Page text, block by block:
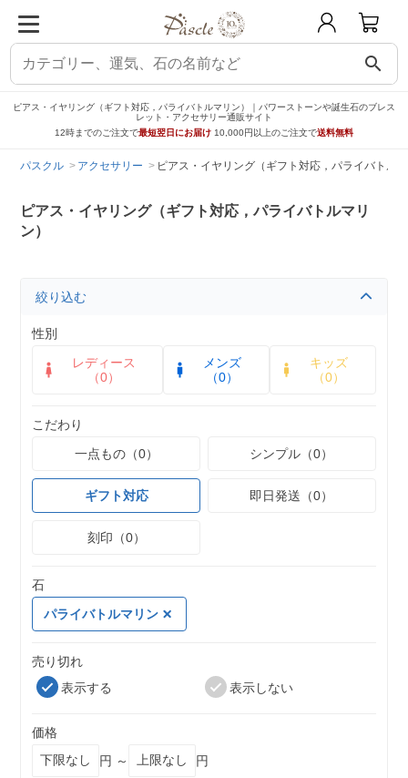
search
ピアス・イヤリング（ギフト対応，パライバトルマリン）｜パワーストーンや誕生石のブレス
レット・アクセサリー通販サイト
12時までのご注文で最短翌日にお届け 10,000円以上のご注文で送料無料
パスクル アクセサリー ピアス・イヤリング（ギフト対応，パライバトル
ピアス・イヤリング（ギフト対応，パライバトルマリ
ン）
絞り込む
性別
レディース
（0）
メンズ
（0）
キッズ
（0）
こだわり
一点もの（0）
シンプル（0）
ギフト対応 即日発送（0）
刻印（0）
石
パライバトルマリン
売り切れ
表示する
表示しない
価格
円 ～
円